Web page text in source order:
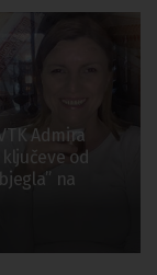
Admira
od
na